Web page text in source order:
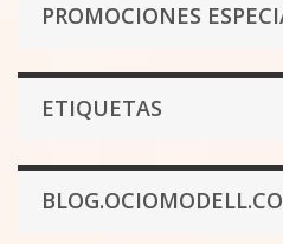
PROMOCIONES
ETIQUETAS